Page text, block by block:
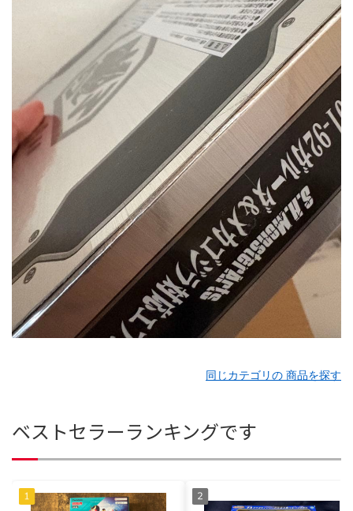
同じカテゴリの 商品を探す
ベストセラーランキングです